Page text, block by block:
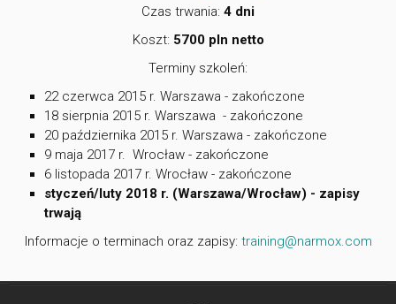
Czas trwania: 4 dni
Koszt: 5700 pln netto
Terminy szkoleń:
22 czerwca 2015 r. Warszawa - zakończone
18 sierpnia 2015 r. Warszawa - zakończone
20 października 2015 r. Warszawa - zakończone
9 maja 2017 r. Wrocław - zakończone
6 listopada 2017 r. Wrocław - zakończone
styczeń/luty 2018 r. (Warszawa/Wrocław) - zapisy
trwają
Informacje o terminach oraz zapisy: training@narmox.com